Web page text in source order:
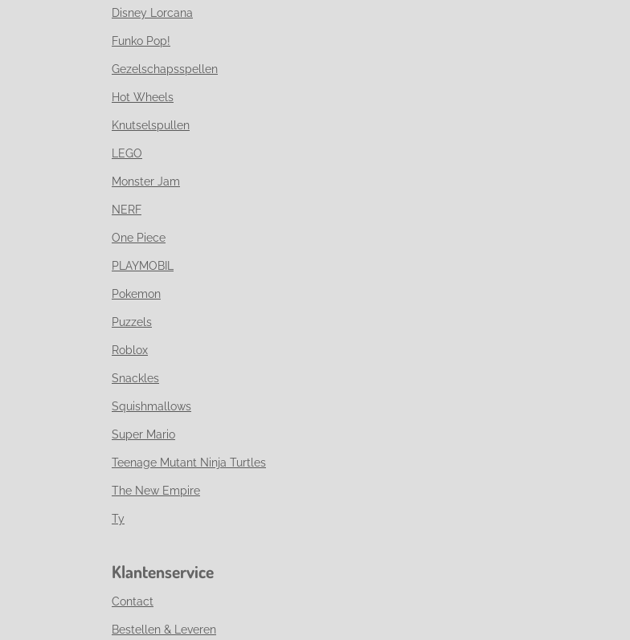
Disney Lorcana
Funko Pop!
Gezelschapsspellen
Hot Wheels
Knutselspullen
LEGO
Monster Jam
NERF
One Piece
PLAYMOBIL
Pokemon
Puzzels
Roblox
Snackles
Squishmallows
Super Mario
Teenage Mutant Ninja Turtles
The New Empire
Ty
Klantenservice
Contact
Bestellen & Leveren